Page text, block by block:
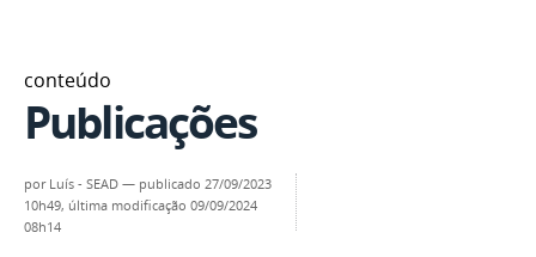
conteúdo
Publicações
por Luís - SEAD — publicado 27/09/2023
10h49, última modificação 09/09/2024
08h14